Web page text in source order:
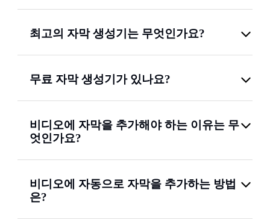
최고의 자막 생성기는 무엇인가요?
무료 자막 생성기가 있나요?
비디오에 자막을 추가해야 하는 이유는 무
엇인가요?
비디오에 자동으로 자막을 추가하는 방법
은?